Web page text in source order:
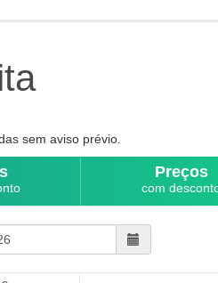
sem aviso prévio.
Preços
com